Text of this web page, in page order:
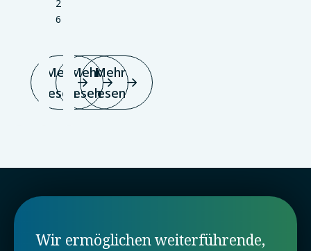
Mehr
lesen
2
6
Mehr
lesen
Mehr
lesen
Wir ermöglichen weiterführende,